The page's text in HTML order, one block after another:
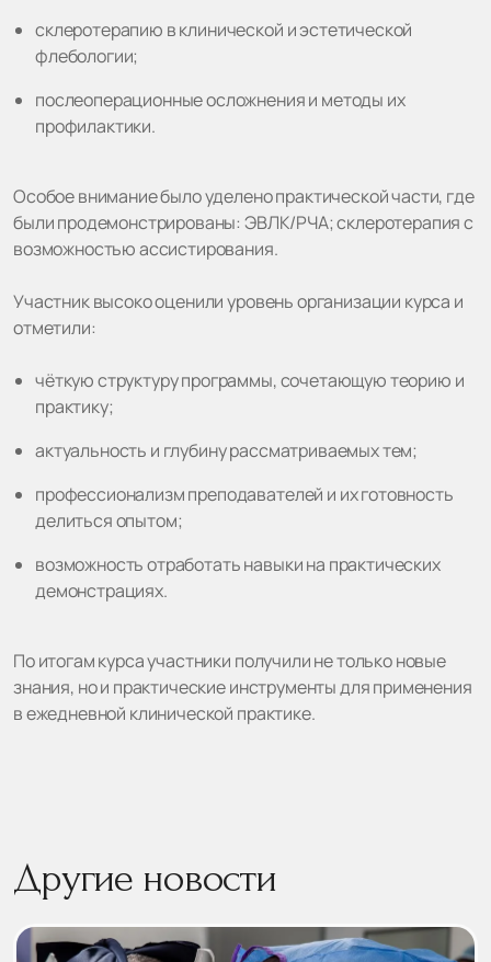
склеротерапию в клинической и эстетической
флебологии;
послеоперационные осложнения и методы их
профилактики.
Особое внимание было уделено практической части, где
были продемонстрированы: ЭВЛК/РЧА; склеротерапия с
возможностью ассистирования.
Участник высоко оценили уровень организации курса и
отметили:
чёткую структуру программы, сочетающую теорию и
практику;
актуальность и глубину рассматриваемых тем;
профессионализм преподавателей и их готовность
делиться опытом;
возможность отработать навыки на практических
демонстрациях.
По итогам курса участники получили не только новые
знания, но и практические инструменты для применения
в ежедневной клинической практике.
Другие новости